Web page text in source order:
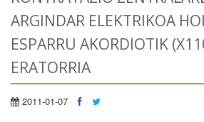
ARGINDAR ELEKTRIKOA
ESPARRU AKORDIOTIK
ERATORRIA
2011-01-07